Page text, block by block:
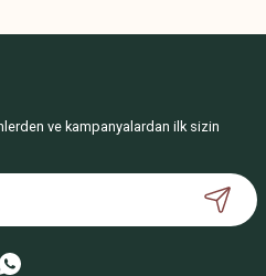
ve kampanyalardan ilk sizin